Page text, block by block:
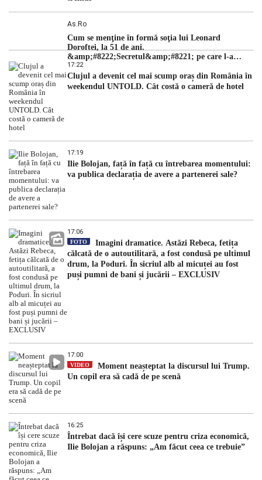
As.ro
Cum se menţine în formă soţia lui Leonard
Doroftei, la 51 de ani.
&amp;#8222;Secretul&amp;#8221; pe care l-a
dezvăluit
17:22
Clujul a devenit cel mai scump oraș din România în
weekendul UNTOLD. Cât costă o cameră de hotel
17:19
Ilie Bolojan, față în față cu întrebarea momentului:
va publica declarația de avere a partenerei sale?
17:06
FOTO
Imagini dramatice. Astăzi Rebeca, fetița
călcată de o autoutilitară, a fost condusă pe ultimul
drum, la Poduri. În sicriul alb al micuței au fost
puși pumni de bani și jucării – EXCLUSIV
17:00
VIDEO
Moment neașteptat la discursul lui Trump.
Un copil era să cadă de pe scenă
16:25
Întrebat dacă își cere scuze pentru criza economică,
Ilie Bolojan a răspuns: „Am făcut ceea ce trebuie”